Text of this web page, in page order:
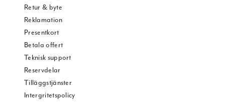
Retur & byte
Reklamation
Presentkort
Betala offert
Teknisk support
Reservdelar
Tilläggstjänster
Intergritetspolicy